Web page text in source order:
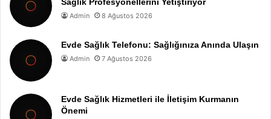
Admin 8 Ağustos 2026
Evde Sağlık Telefonu: Sağlığınıza Anında Ulaşın
Admin 7 Ağustos 2026
Evde Sağlık Hizmetleri ile İletişim Kurmanın
Önemi